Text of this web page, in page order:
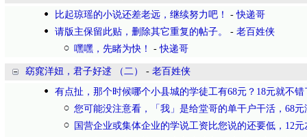
比起琼瑶的小说还差老远，继续努力吧！
-快递哥
请版主保留此贴，删除其它重复的帖子。
- 老百姓侠
嘿嘿，先睹为快！
-快递哥
窈窕洋妞，君子好逑 （二） - 老百姓侠
有点扯，那个时候哪个小县城的学徒工有68元？18元就不错
您可能没注意看，「我」是给堂哥的单干户干活，68
国营企业或集体企业的学说工资比您说的还要低，12元